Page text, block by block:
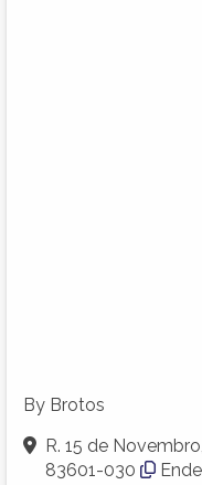
By Brotos
R. 15 de
83601-030